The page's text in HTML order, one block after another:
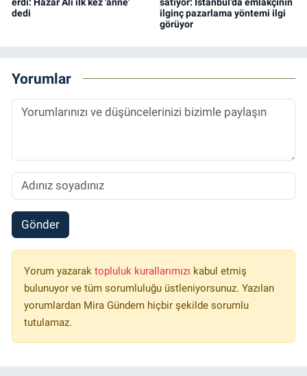
dedi
ilginç pazarlama yöntemi ilgi
görüyor
Yorumlar
Gönder
Yorum yazarak topluluk kurallarımızı kabul etmiş
bulunuyor ve tüm sorumluluğu üstleniyorsunuz. Yazılan
yorumlardan Mira Gündem hiçbir şekilde sorumlu
tutulamaz.